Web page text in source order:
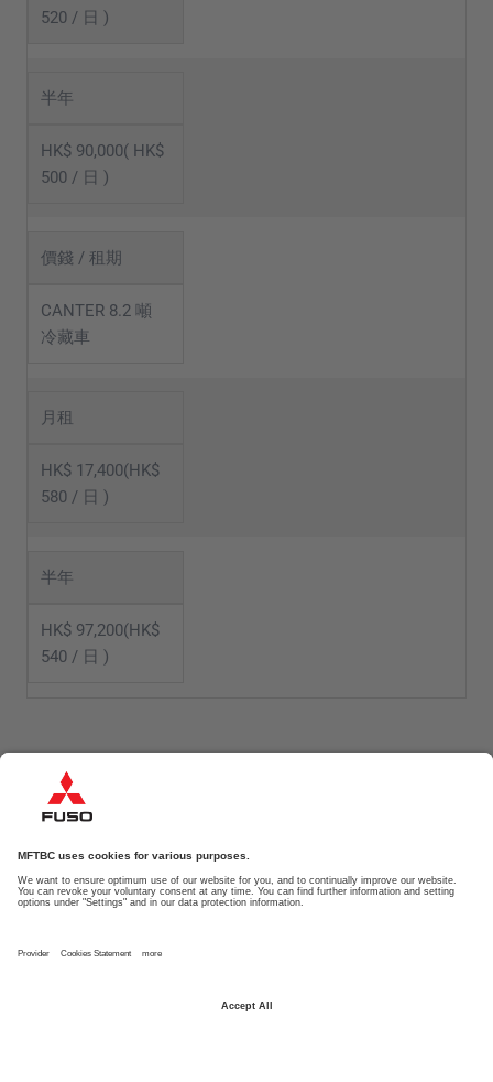
520 / 日 )
半年
HK$ 90,000( HK$
500 / 日 )
價錢 / 租期
CANTER 8.2 噸
冷藏車
月租
HK$ 17,400(HK$
580 / 日 )
半年
HK$ 97,200(HK$
540 / 日 )
車有限公司保留最終決定權。